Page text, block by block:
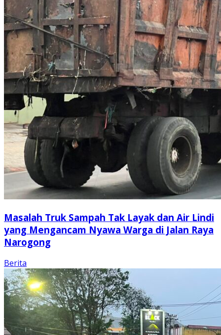
Masalah Truk Sampah Tak Layak dan Air Lindi
yang Mengancam Nyawa Warga di Jalan Raya
Narogong
Berita